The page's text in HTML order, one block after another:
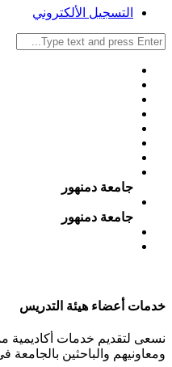
التسجيل الألكتروني
جامعة دمنهور
جامعة دمنهور
خدمات أعضاء هيئة التدريس
نسعى لتقديم خدمات أكاديمية
ومعاونيهم والباحثين